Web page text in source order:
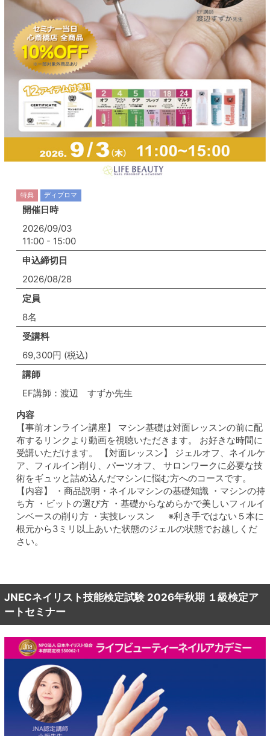
特典 ディプロマ
開催日時
2026/09/03
11:00 - 15:00
申込締切日
2026/08/28
定員
8名
受講料
69,300円 (税込)
講師
EF講師：渡辺 すずか先生
内容
【事前オンライン講座】 マシン基礎は対面レッスンの前に配
布するリンクより動画を視聴いただきます。 お好きな時間に
受講いただけます。 【対面レッスン】 ジェルオフ、ネイルケ
ア、フィルイン削り、パーツオフ、 サロンワークに必要な技
術をギュッと詰め込んだマシンに悩む方へのコースです。
【内容】 ・商品説明・ネイルマシンの基礎知識 ・マシンの持
ち方 ・ビットの選び方 ・基礎からなめらかで美しいフィルイ
ンベースの削り方 ・実技レッスン ※利き手ではない５本に
根元から3ミリ以上あいた状態のジェルの状態でお越しくだ
さい。
JNECネイリスト技能検定試験 2026年秋期 １級検定ア
ートセミナー